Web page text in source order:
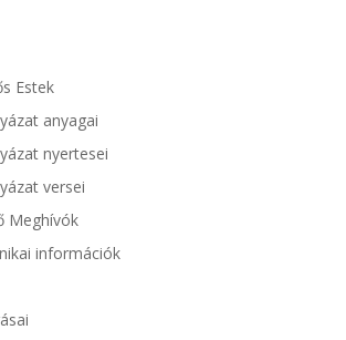
Estek
anyagai
nyertesei
versei
Meghívók
információk